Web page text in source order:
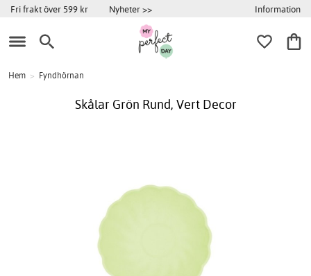
Fri frakt över 599 kr Nyheter >> Information
Hem > Fyndhörnan
Skålar Grön Rund, Vert Decor